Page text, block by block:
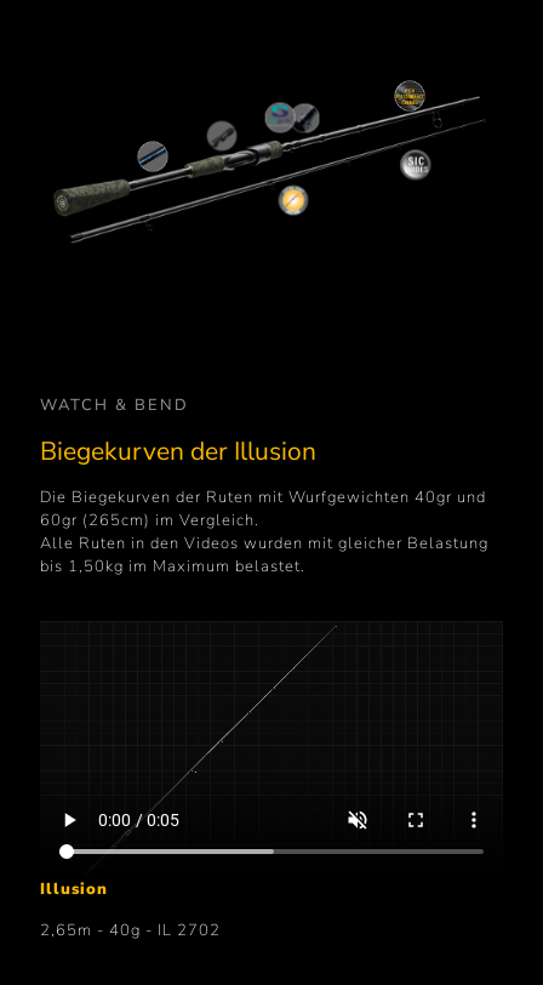
ergonomischer Rollenhalter:
Der Rutenblank biegt sich im oberen
Drittel des Spitzenteils. Der Rest des
Blanks hat ein „steifes Rückgrat“.
• sensible Bisserkennung
• kraftvolle, weite Würfe möglich
3D Crack Design High Performance Carbon
Für uns macht diese Hakenöse am
meisten Sinn. Sehr Stabil und mit
großer Öse für die allermeisten Haken.
Dabei nicht störend am Blank oder
Finger.
Ein Klasse-Ring für unsere
Ruten! Sehr stabil und leicht
den Größen perfekt abgestimmt
WATCH & BEND
Biegekurven der Illusion
Die Biegekurven der Ruten mit Wurfgewichten 40gr und
60gr (265cm) im Vergleich.
Alle Ruten in den Videos wurden mit gleicher Belastung
bis 1,50kg im Maximum belastet.
Illusion
2,65m - 40g - IL 2702